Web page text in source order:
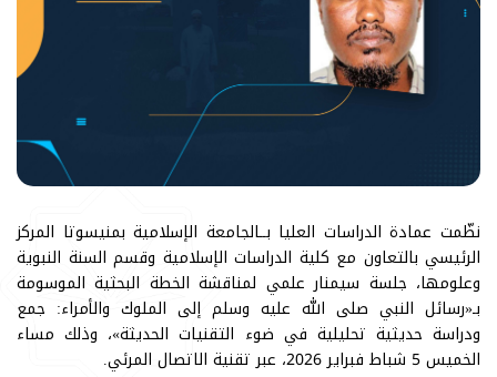
نظّمت عمادة الدراسات العليا بــالجامعة الإسلامية بمنيسوتا المركز
الرئيسي بالتعاون مع كلية الدراسات الإسلامية وقسم السنة النبوية
وعلومها، جلسة سيمنار علمي لمناقشة الخطة البحثية الموسومة
بـ«رسائل النبي صلى الله عليه وسلم إلى الملوك والأمراء: جمع
ودراسة حديثية تحليلية في ضوء التقنيات الحديثة»، وذلك مساء
الخميس 5 شباط فبراير 2026، عبر تقنية الاتصال المرئي.